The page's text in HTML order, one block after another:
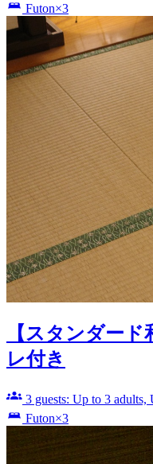
Futon×3
【スタンダー
レ付き
3 guests: Up to 3 adults,
Futon×3